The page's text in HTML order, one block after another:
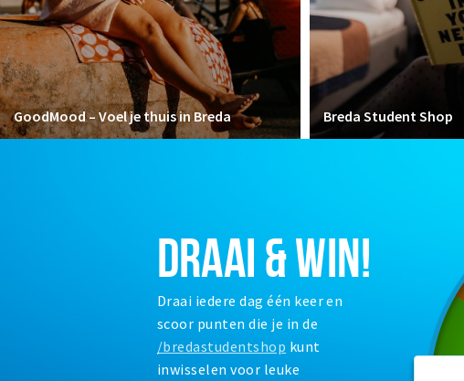
GoodMood – Voel je thuis in Breda Breda Student Shop
DRAAI & WIN!
Draai iedere dag één keer en
scoor punten die je in de
/bredastudentshop kunt
inwisselen voor leuke